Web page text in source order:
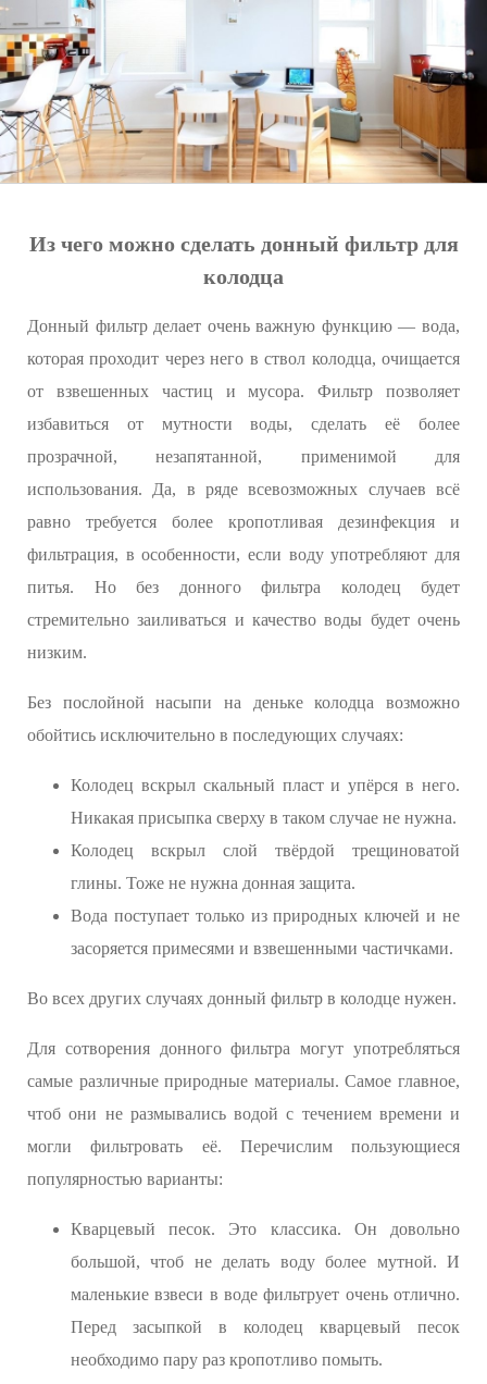
Из чего можно сделать донный фильтр для
колодца
Донный фильтр делает очень важную функцию — вода,
которая проходит через него в ствол колодца, очищается
от взвешенных частиц и мусора. Фильтр позволяет
избавиться от мутности воды, сделать её более
прозрачной, незапятанной, применимой для
использования. Да, в ряде всевозможных случаев всё
равно требуется более кропотливая дезинфекция и
фильтрация, в особенности, если воду употребляют для
питья. Но без донного фильтра колодец будет
стремительно заиливаться и качество воды будет очень
низким.
Без послойной насыпи на деньке колодца возможно
обойтись исключительно в последующих случаях:
Колодец вскрыл скальный пласт и упёрся в него.
Никакая присыпка сверху в таком случае не нужна.
Колодец вскрыл слой твёрдой трещиноватой
глины. Тоже не нужна донная защита.
Вода поступает только из природных ключей и не
засоряется примесями и взвешенными частичками.
Во всех других случаях донный фильтр в колодце нужен.
Для сотворения донного фильтра могут употребляться
самые различные природные материалы. Самое главное,
чтоб они не размывались водой с течением времени и
могли фильтровать её. Перечислим пользующиеся
популярностью варианты:
Кварцевый песок. Это классика. Он довольно
большой, чтоб не делать воду более мутной. И
маленькие взвеси в воде фильтрует очень отлично.
Перед засыпкой в колодец кварцевый песок
необходимо пару раз кропотливо помыть.